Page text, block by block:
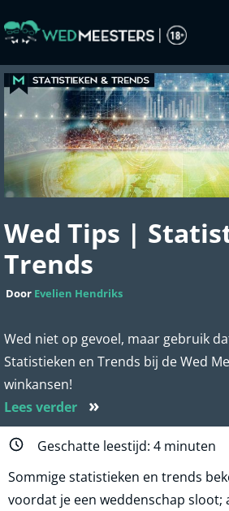
to
content
Wed Tips |
Trends
Door Evelien Hendriks
Wed niet op gevoel, maar gebruik
Statistieken en Trends bij de Wed
winkansen!
Lees verder
»
Geschatte leestijd: 4 minuten
Sommige statistieken en trends
voordat je een weddenschap sloot;